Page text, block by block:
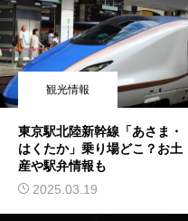
観光情報
東京駅北陸新幹線「あさま・
はくたか」乗り場どこ？お土
産や駅弁情報も
2025.03.19